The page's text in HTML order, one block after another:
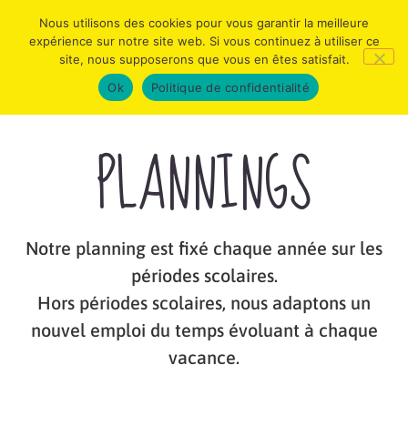
PLANNINGS
Notre planning est fixé chaque année sur les
périodes scolaires.
Hors périodes scolaires, nous adaptons un
nouvel emploi du temps évoluant à chaque
vacance.
Nous utilisons des cookies pour vous garantir la meilleure
expérience sur notre site web. Si vous continuez à utiliser ce
site, nous supposerons que vous en êtes satisfait.
Ok
Politique de confidentialité